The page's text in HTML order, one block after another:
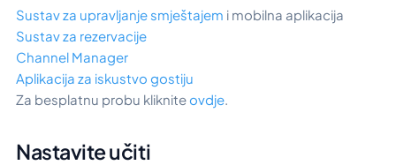
Sustav za upravljanje smještajem i mobilna aplikacija
Sustav za rezervacije
Channel Manager
Aplikacija za iskustvo gostiju
Za besplatnu probu klikniteovdje
Nastavite učiti